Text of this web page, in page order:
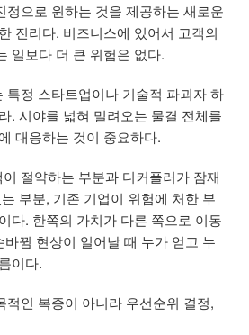
정으로 원하는 것을 제공하는 새로운
진리다. 비즈니스에 있어서 고객의
일보다 더 큰 위험은 없다.
특정 스타트업이나 기술적 파괴자 하
. 시야를 넓혀 밀려오는 물결 전체를
대응하는 것이 중요하다.
절약하는 부분과 디커플러가 잠재
부분, 기존 기업이 위험에 처한 부
다. 한쪽의 가치가 다른 쪽으로 이동
뀜 현상이 일어날 때 누가 얻고 누
이다.
적인 복종이 아니라 우선순위 결정,